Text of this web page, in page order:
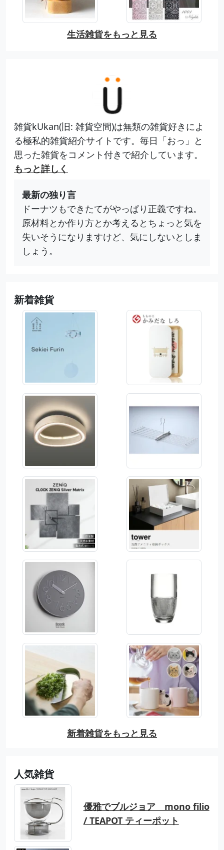
生活雑貨をもっと見る
雑貨kUkan(旧: 雑貨空間)は無類の雑貨好きによ
る極私的雑貨紹介サイトです。毎日「おっ」と
思った雑貨をコメント付きで紹介しています。
もっと詳しく
最新の独り言
ドーナツもできたてがやっぱり正義ですね。
原材料とか作り方とか考えるとちょっと気を
失いそうになりますけど、気にしないとしま
しょう。
新着雑貨
新着雑貨をもっと見る
人気雑貨
優雅でブルジョア mono filio
/ TEAPOT ティーポット